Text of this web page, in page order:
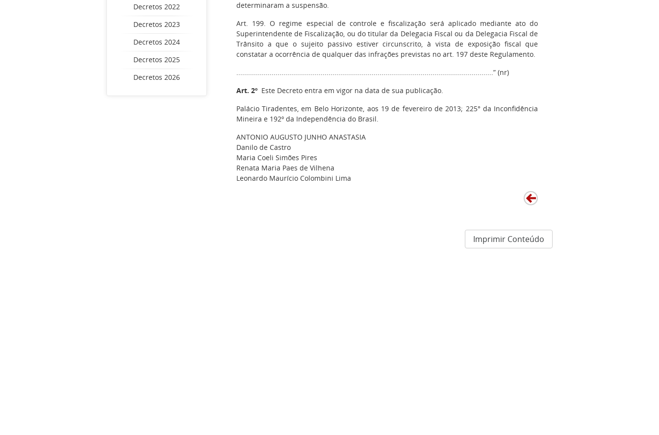
Decretos 2022
Decretos 2023
Decretos 2024
Decretos 2025
Decretos 2026
determinaram a suspensão.
Art. 199. O regime especial de controle e fiscalização será aplicado mediante ato do
Superintendente de Fiscalização, ou do titular da Delegacia Fiscal ou da Delegacia Fiscal de
Trânsito a que o sujeito passivo estiver circunscrito, à vista de exposição fiscal que
constatar a ocorrência de qualquer das infrações previstas no art. 197 deste Regulamento.
...................................................................................................................................” (nr)
Art. 2ºEste Decreto entra em vigor na data de sua publicação.
Palácio Tiradentes, em Belo Horizonte, aos 19 de fevereiro de 2013; 225° da Inconfidência
Mineira e 192º da Independência do Brasil.
ANTONIO AUGUSTO JUNHO ANASTASIA
Danilo de Castro
Maria Coeli Simões Pires
Renata Maria Paes de Vilhena
Leonardo Maurício Colombini Lima
Imprimir Conteúdo